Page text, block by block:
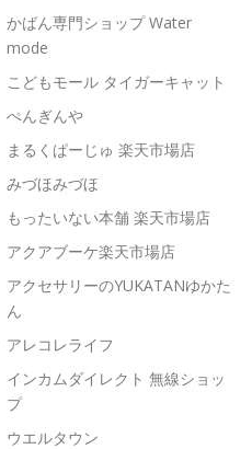
かばん専門ショップ Water
mode
こどもモール タイガーキャット
ぺんぎんや
まるくぱーじゅ 楽天市場店
みづほみづほ
もったいない本舗 楽天市場店
アクアブーケ楽天市場店
アクセサリーのYUKATANゆかた
ん
アレコレライフ
インカムダイレクト 無線ショッ
プ
ウエルタウン